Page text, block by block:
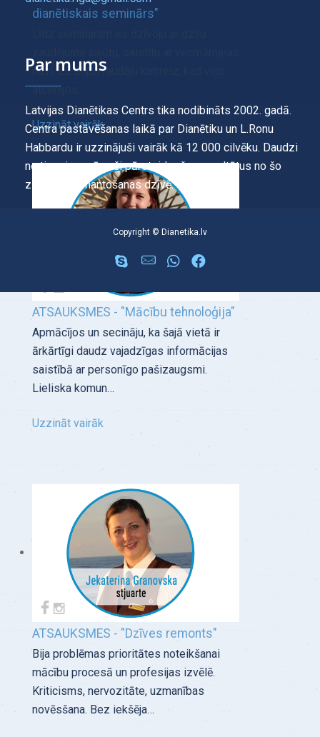
dianētiskais seminārs"
nāvi. Es stipri raudāju katrreiz, kad viņu
atcerējos.
Uzzināt vairāk
ATSAUKSMES - "Mācību tehnoloģija"
Apmācījos un secināju, ka šajā vietā ir
ārkārtīgi daudz vajadzīgas informācijas
saistībā ar personīgo pašizaugsmi.
Lieliska komun…
Uzzināt vairāk
ATSAUKSMES - "Dzīves remonts"
Bija problēmas prioritātes noteikšanai
mācību procesā un profesijas izvēlē.
Kriticisms, nervozitāte, uzmanības
novēsšana. Bez iekšēja…
Par mums
Latvijas Dianētikas Centrs tika nodibināts 2002. gadā.
Centra pastāvēšanas laikā par Dianētiku un L.Ronu
Habbardu ir uzzinājuši vairāk kā 12 000 cilvēku. Daudzi
no tiem ir saņēmuši pārsteidzošus rezultātus no šo
zināšanu izmantošanas dzīvē.
Copyright © Dianetika.lv